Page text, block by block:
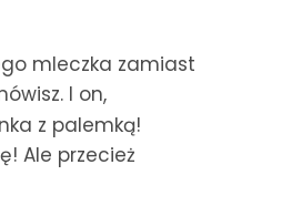
mleczka zamiast
I on,
z palemką!
Ale przecież